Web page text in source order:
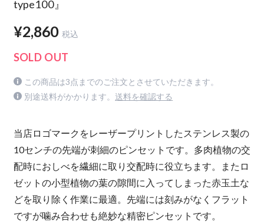
type100』
¥2,860 税込
SOLD OUT
この商品は3点までのご注文とさせていただきます。
別途送料がかかります。 送料を確認する
当店ロゴマークをレーザープリントしたステンレス製の
10センチの先端が刺細のピンセットです。多肉植物の交
配時におしべを繊細に取り交配時に役立ちます。またロ
ゼットの小型植物の葉の隙間に入ってしまった赤玉土な
どを取り除く作業に最適。先端には刻みがなくフラット
ですが噛み合わせも絶妙な精密ピンセットです。